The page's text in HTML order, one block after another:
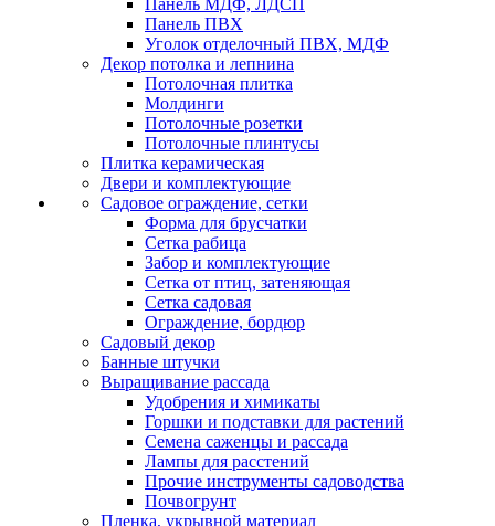
Панель МДФ, ЛДСП
Панель ПВХ
Уголок отделочный ПВХ, МДФ
Декор потолка и лепнина
Потолочная плитка
Молдинги
Потолочные розетки
Потолочные плинтусы
Плитка керамическая
Двери и комплектующие
Садовое ограждение, сетки
Форма для брусчатки
Сетка рабица
Забор и комплектующие
Сетка от птиц, затеняющая
Сетка садовая
Ограждение, бордюр
Садовый декор
Банные штучки
Выращивание рассада
Удобрения и химикаты
Горшки и подставки для растений
Семена саженцы и рассада
Лампы для расстений
Прочие инструменты садоводства
Почвогрунт
Пленка, укрывной материал